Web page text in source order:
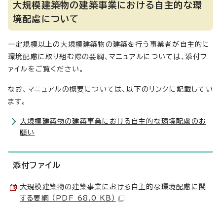
大規模建築物の建築事業における自主的な環
境配慮について
一定規模以上の大規模建築物の建築を行う事業者が自主的に
環境配慮に取り組む際の要綱、マニュアルについては、添付フ
ァイルをご覧ください。
なお、マニュアルの概要については、以下のリンクに記載してい
ます。
大規模建築物の建築事業における自主的な環境配慮のお
願い
添付ファイル
大規模建築物の建築事業における自主的な環境配慮に関
する要綱 （PDF 68.0 KB）